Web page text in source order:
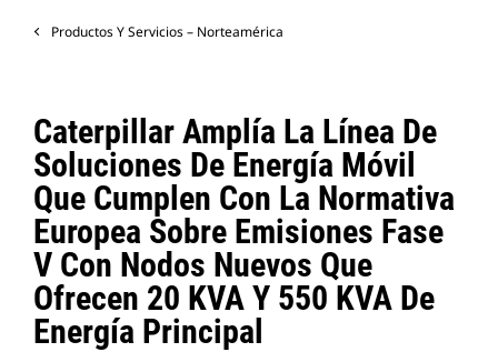
Productos Y Servicios – Norteamérica
Caterpillar Amplía La Línea De
Soluciones De Energía Móvil
Que Cumplen Con La Normativa
Europea Sobre Emisiones Fase
V Con Nodos Nuevos Que
Ofrecen 20 KVA Y 550 KVA De
Energía Principal